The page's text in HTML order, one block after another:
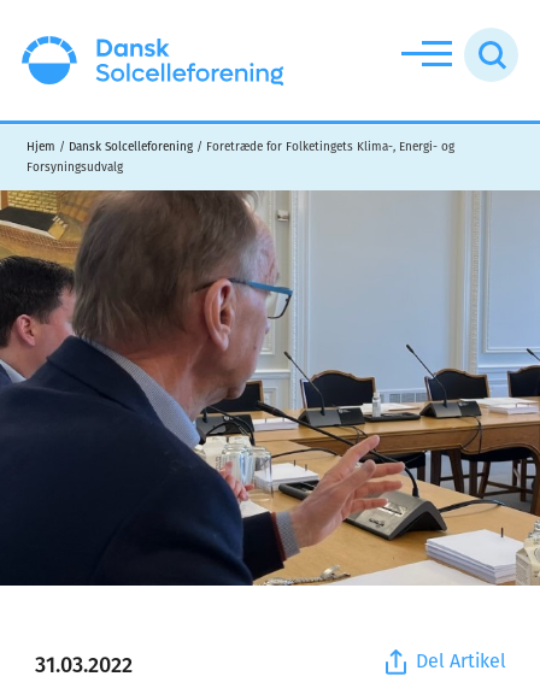
main
content
footer
menu
Dansk
Solcelleforening
Hjem / Dansk Solcelleforening / Foretræde for Folketingets Klima-, Energi- og
Forsyningsudvalg
Del Artikel
31.03.2022